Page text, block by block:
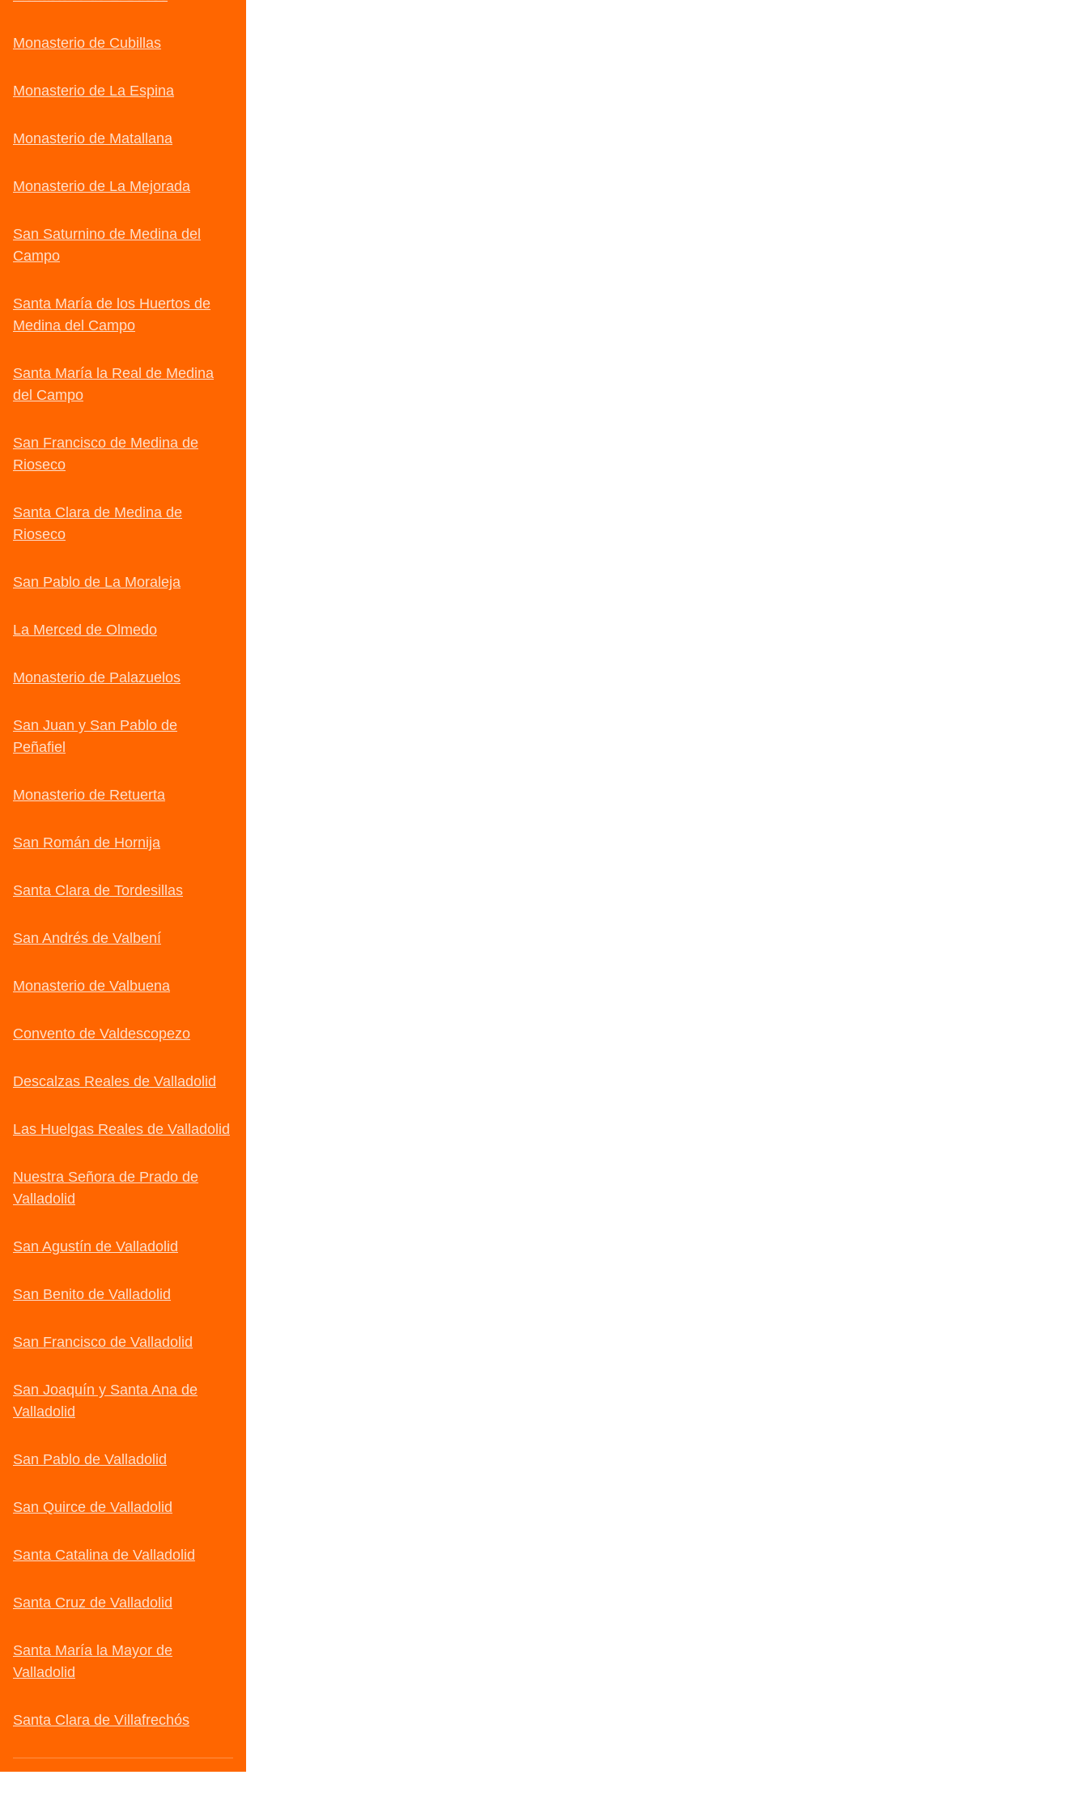
Monasterio de Cubillas
Monasterio de La Espina
Monasterio de Matallana
Monasterio de La Mejorada
San Saturnino de Medina del
Campo
Santa María de los Huertos de
Medina del Campo
Santa María la Real de Medina
del Campo
San Francisco de Medina de
Rioseco
Santa Clara de Medina de
Rioseco
San Pablo de La Moraleja
La Merced de Olmedo
Monasterio de Palazuelos
San Juan y San Pablo de
Peñafiel
Monasterio de Retuerta
San Román de Hornija
Santa Clara de Tordesillas
San Andrés de Valbení
Monasterio de Valbuena
Convento de Valdescopezo
Descalzas Reales de Valladolid
Las Huelgas Reales de Valladolid
Nuestra Señora de Prado de
Valladolid
San Agustín de Valladolid
San Benito de Valladolid
San Francisco de Valladolid
San Joaquín y Santa Ana de
Valladolid
San Pablo de Valladolid
San Quirce de Valladolid
Santa Catalina de Valladolid
Santa Cruz de Valladolid
Santa María la Mayor de
Valladolid
Santa Clara de Villafrechós